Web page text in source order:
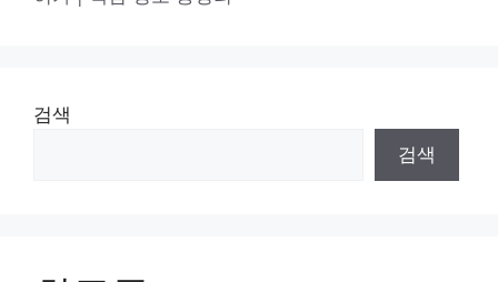
검색
검색